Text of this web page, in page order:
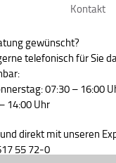
Kontakt
gewünscht?
telefonisch für Sie
07:30 – 16:00
14:00 Uhr
direkt mit unseren
55 72-0